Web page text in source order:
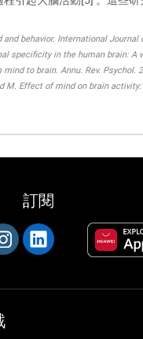
behavior. International Journal
specificity in the human brain:
to brain. Annu. Rev. Psychol.
M. Effect of mind on brain
訂閱